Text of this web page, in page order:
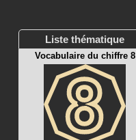
Liste thématique
Vocabulaire du chiffre 8